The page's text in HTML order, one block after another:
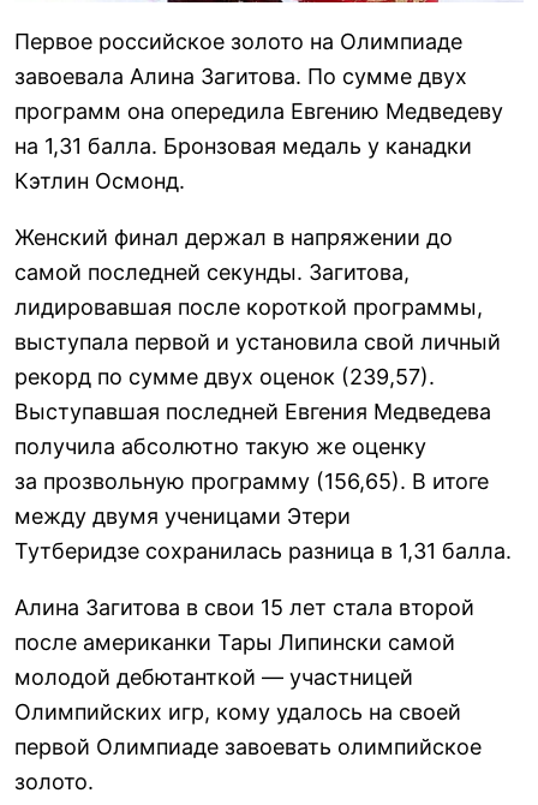
Первое российское золото на Олимпиаде
завоевала Алина Загитова. По сумме двух
программ она опередила Евгению Медведеву
на 1,31 балла. Бронзовая медаль у канадки
Кэтлин Осмонд.
Женский финал держал в напряжении до
самой последней секунды. Загитова,
лидировавшая после короткой программы,
выступала первой и установила свой личный
рекорд по сумме двух оценок (239,57).
Выступавшая последней Евгения Медведева
получила абсолютно такую же оценку
за прозвольную программу (156,65). В итоге
между двумя ученицами Этери
Тутберидзе сохранилась разница в 1,31 балла.
Алина Загитова в свои 15 лет стала второй
после американки Тары Липински самой
молодой дебютанткой — участницей
Олимпийских игр, кому удалось на своей
первой Олимпиаде завоевать олимпийское
золото.